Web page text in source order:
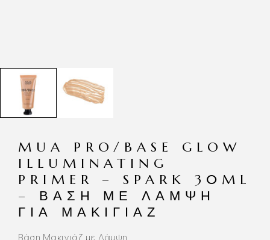
MUA PRO/BASE GLOW
ILLUMINATING
PRIMER – SPARK 30ML
– ΒΆΣΗ ΜΕ ΛΆΜΨΗ
ΓΙΑ ΜΑΚΙΓΙΆΖ
Βάση Μακιγιάζ με Λάμψη